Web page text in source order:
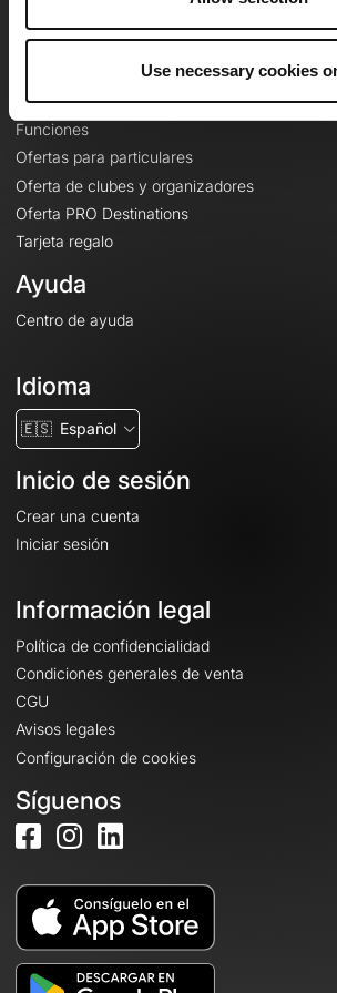
Use necessary cookies
Le Mag'
Mapas base topográficos
Funciones
Ofertas para particulares
Oferta de clubes y organizadores
Oferta PRO Destinations
Tarjeta regalo
Ayuda
Centro de ayuda
Idioma
🇪🇸 Español
Inicio de sesión
Crear una cuenta
Iniciar sesión
Información legal
Política de confidencialidad
Condiciones generales de venta
CGU
Avisos legales
Configuración de cookies
Síguenos